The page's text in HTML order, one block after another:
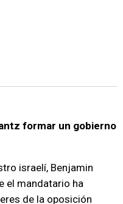
formar un gobierno
israelí, Benjamin
el mandatario ha
de la oposición